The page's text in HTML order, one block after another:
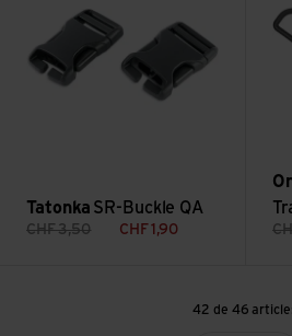
Tatonka SR-Buckle QA
CHF3,50 CHF1,90
42 de 46